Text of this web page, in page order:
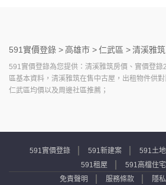
591實價登錄 >高雄市 >仁武區 >清溪雅筑
591實價登錄為您提供：清溪雅筑房價、實價登
區基本資料，清溪雅筑在售中古屋，出租物件供
仁武區均價以及周邊社區推薦；
591實價登錄 591新建案 591土地
591租屋
591高檔住宅
免責聲明
服務條款 隱